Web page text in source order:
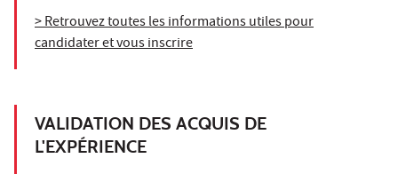
> Retrouvez toutes les informations utiles pour
candidater et vous inscrire
VALIDATION DES ACQUIS DE
L'EXPÉRIENCE